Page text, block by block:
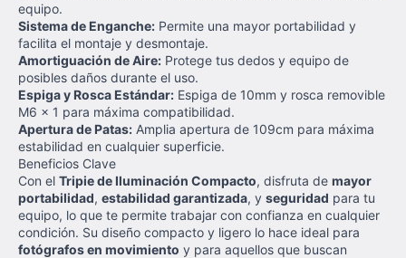
equipo.
Sistema de Enganche: Permite una mayor portabilidad y
facilita el montaje y desmontaje.
Amortiguación de Aire: Protege tus dedos y equipo de
posibles daños durante el uso.
Espiga y Rosca Estándar: Espiga de 10mm y rosca removible
M6 x 1 para máxima compatibilidad.
Apertura de Patas: Amplia apertura de 109cm para máxima
estabilidad en cualquier superficie.
Beneficios Clave
Con el Tripie de Iluminación Compacto, disfruta de mayor
portabilidad, estabilidad garantizada, y seguridad para tu
equipo, lo que te permite trabajar con confianza en cualquier
condición. Su diseño compacto y ligero lo hace ideal para
fotógrafos en movimiento y para aquellos que buscan